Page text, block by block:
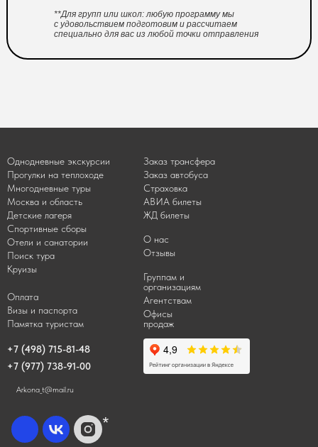
**Для групп или школ: любую программу мы
с удовольствием подготовим и рассчитаем
специально для вас из любой точки отправления
+7 (498) 715-81-48
+7 (977) 738-91-00
Arkona_t@mail.ru
Круизы
Отели и санатории
Поиск тура
Многодневные туры
Однодневные экскурсии
Детские лагеря
Спортивные сборы
Москва и область
Оплата
Визы и паспорта
Памятка туристам
Отзывы
О нас
Страховка
АВИА билеты
ЖД билеты
Заказ трансфера
Заказ автобуса
Офисы
продаж
Агентствам
Группам и
организациям
*
Прогулки на теплоходе